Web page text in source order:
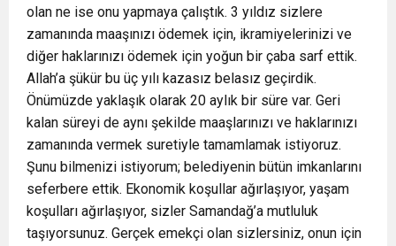
olan ne ise onu yapmaya çalıştık. 3 yıldız sizlere
zamanında maaşınızı ödemek için, ikramiyelerinizi ve
diğer haklarınızı ödemek için yoğun bir çaba sarf ettik.
Allah’a şükür bu üç yılı kazasız belasız geçirdik.
Önümüzde yaklaşık olarak 20 aylık bir süre var. Geri
kalan süreyi de aynı şekilde maaşlarınızı ve haklarınızı
zamanında vermek suretiyle tamamlamak istiyoruz.
Şunu bilmenizi istiyorum; belediyenin bütün imkanlarını
seferbere ettik. Ekonomik koşullar ağırlaşıyor, yaşam
koşulları ağırlaşıyor, sizler Samandağ’a mutluluk
taşıyorsunuz. Gerçek emekçi olan sizlersiniz, onun için